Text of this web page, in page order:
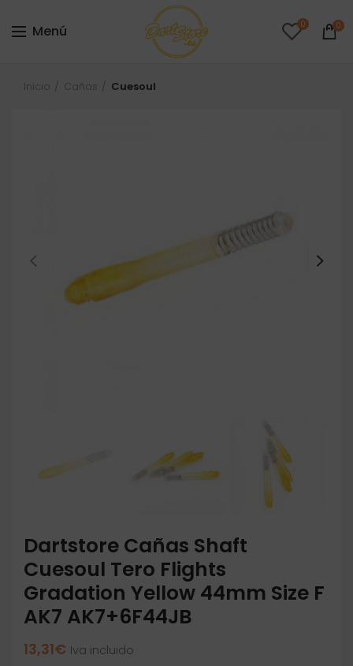
Menú 0 0
Inicio Cañas Cuesoul
Dartstore Cañas Shaft
Cuesoul Tero Flights
Gradation Yellow 44mm Size F
AK7 AK7+6F44JB
13,31€ Iva incluido